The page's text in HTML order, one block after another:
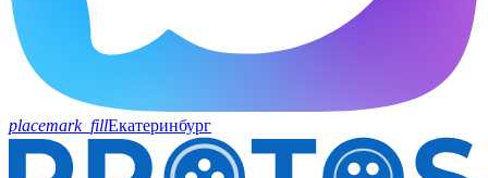
placemark_fillЕкатеринбург